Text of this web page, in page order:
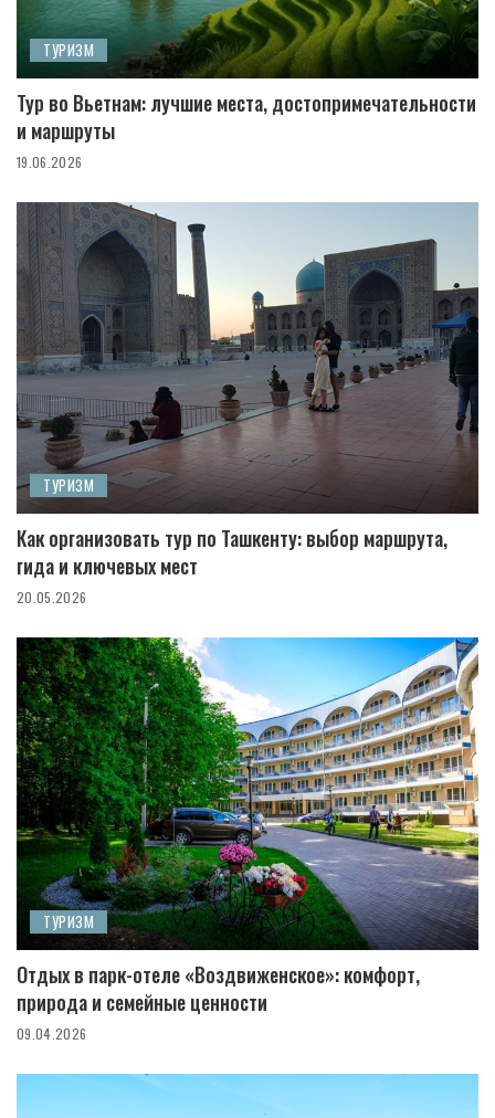
ТУРИЗМ
Тур во Вьетнам: лучшие места, достопримечательности
и маршруты
19.06.2026
ТУРИЗМ
Как организовать тур по Ташкенту: выбор маршрута,
гида и ключевых мест
20.05.2026
ТУРИЗМ
Отдых в парк-отеле «Воздвиженское»: комфорт,
природа и семейные ценности
09.04.2026